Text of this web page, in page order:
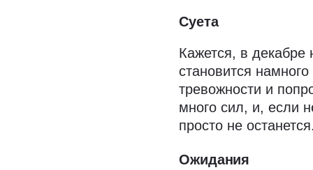
Суета
Кажется, в декабре
становится
тревожности и
много сил, и, если
просто не
Ожидания